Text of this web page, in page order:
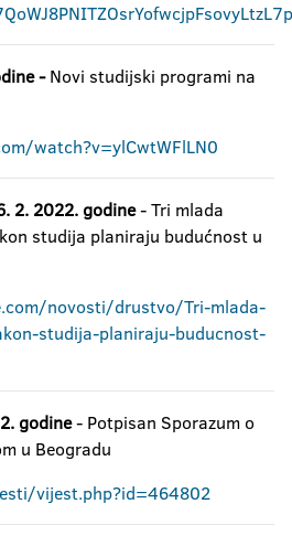
-Novi studijski programi na
watch?v=ylCwtWFlLN0
2. 2022. godine- Tri mlada
studija planiraju budućnost u
novosti/drustvo/Tri-mlada-
studija-planiraju-buducnost-
godine- Potpisan Sporazum o
u Beogradu
vijest.php?id=464802